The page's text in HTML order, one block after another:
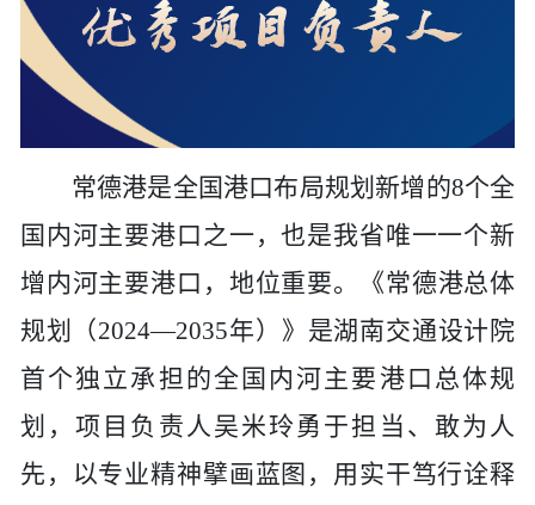
常德港是全国港口布局规划新增的8个全
国内河主要港口之一，也是我省唯一一个新
增内河主要港口，地位重要。
《常德港总体
规划（2024—2035年）》是湖南交通设计院
首个独立承担的全国内河主要港口总体规
划，项目负责人吴米玲勇于担当、敢为人
先，以专业精神擘画蓝图，用实干笃行诠释